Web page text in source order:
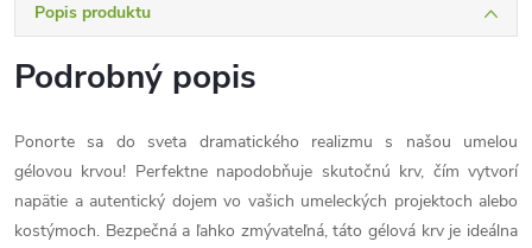
Popis produktu
Podrobný popis
Ponorte sa do sveta dramatického realizmu s našou umelou
gélovou krvou! Perfektne napodobňuje skutočnú krv, čím vytvorí
napätie a autentický dojem vo vašich umeleckých projektoch alebo
kostýmoch. Bezpečná a ľahko zmývateľná, táto gélová krv je ideálna